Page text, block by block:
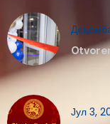
Јул 3,